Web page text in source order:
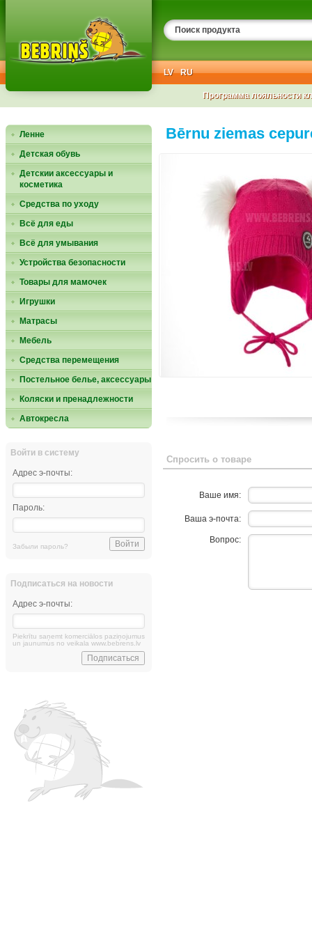
LV RU
Программа лояльности
Ленне
Детская обувь
Детскии аксессуары и
косметика
Средства по уходу
Всё для еды
Всё для умывания
Устройства безопасности
Товары для мамочек
Игрушки
Матрасы
Мебель
Средства перемещения
Постельное белье, аксессуары
Коляски и пренадлежности
Автокресла
Войти в систему
Адрес э-почты:
Пароль:
Забыли пароль?
Подписаться на новости
Адрес э-почты:
Piekrītu saņemt komerciālos paziņojumus
un jaunumus no veikala www.bebrens.lv
Bērnu ziemas
Спросить о товаре
Ваше имя:
Ваша э-почта:
Вопрос: